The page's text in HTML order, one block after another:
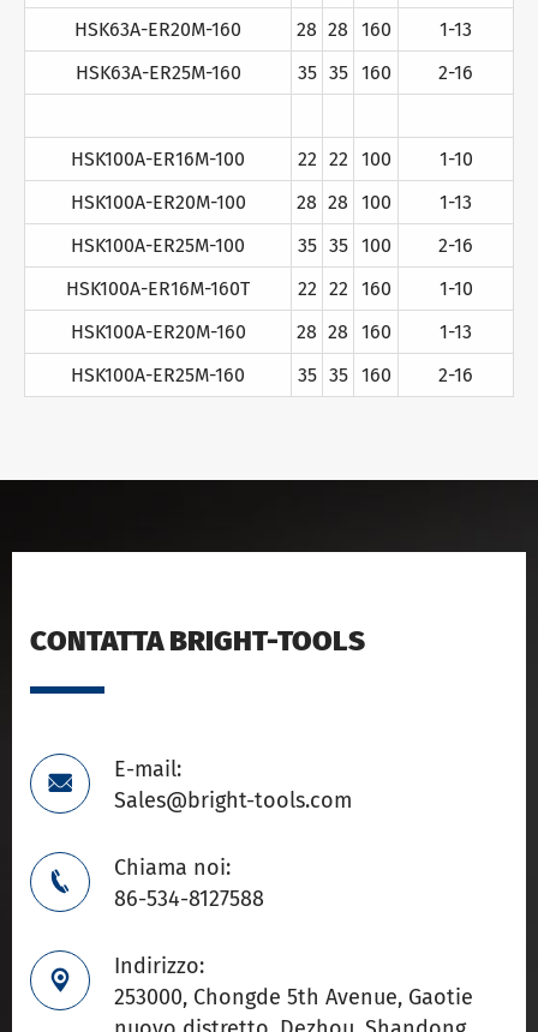
HSK63A-ER20M-160 28 28 160
1-13
HSK63A-ER25M-160
35 35 160 2-16
HSK100A-ER16M-100 22 22 100
1-10
HSK100A-ER20M-100
28 28 100
1-13
HSK100A-ER25M-100
35 35 100
2-16
HSK100A-ER16M-160T
22 22 160
1-10
HSK100A-ER20M-160
28 28 160
1-13
HSK100A-ER25M-160
35 35 160 2-16
CONTATTA BRIGHT-TOOLS

E-mail:
Sales@bright-tools.com

Chiama noi:
86-534-8127588

Indirizzo:
253000, Chongde 5th Avenue, Gaotie